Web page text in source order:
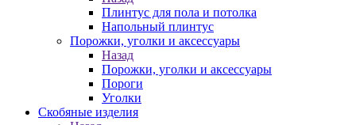
Плинтус для пола и потолка
Напольный плинтус
Порожки, уголки и аксессуары
Назад
Порожки, уголки и аксессуары
Пороги
Уголки
Скобяные изделия